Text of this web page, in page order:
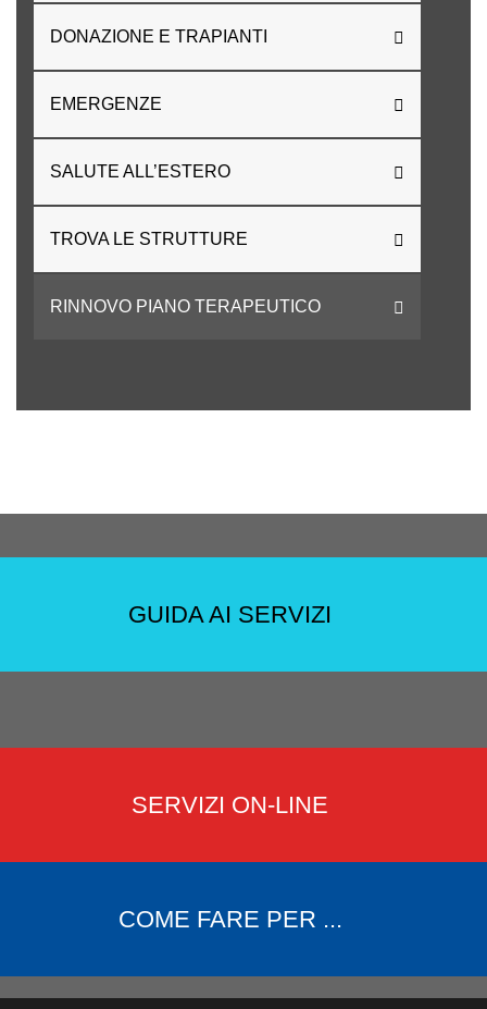
DONAZIONE E TRAPIANTI
EMERGENZE
SALUTE ALL’ESTERO
TROVA LE STRUTTURE
RINNOVO PIANO TERAPEUTICO
GUIDA AI SERVIZI
SERVIZI ON-LINE
COME FARE PER ...